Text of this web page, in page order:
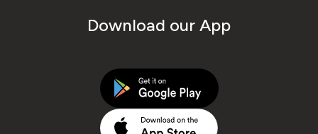
Download our App